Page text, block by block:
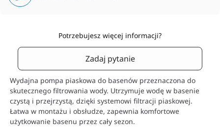
Potrzebujesz więcej informacji?
Zadaj pytanie
Wydajna pompa piaskowa do basenów przeznaczona do
skutecznego filtrowania wody. Utrzymuje wodę w basenie
czystą i przejrzystą, dzięki systemowi filtracji piaskowej.
Łatwa w montażu i obsłudze, zapewnia komfortowe
użytkowanie basenu przez cały sezon.